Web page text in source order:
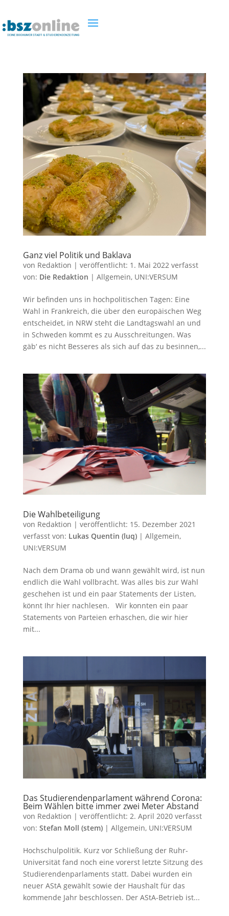
Ganz viel Politik und Baklava
von Redaktion | veröffentlicht: 1. Mai 2022 verfasst
von: Die Redaktion | Allgemein, UNI:VERSUM
Wir befinden uns in hochpolitischen Tagen: Eine
Wahl in Frankreich, die über den europäischen Weg
entscheidet, in NRW steht die Landtagswahl an und
in Schweden kommt es zu Ausschreitungen. Was
gäb‘ es nicht Besseres als sich auf das zu besinnen,...
Die Wahlbeteiligung
von Redaktion | veröffentlicht: 15. Dezember 2021
verfasst von: Lukas Quentin (luq)| Allgemein,
UNI:VERSUM
Nach dem Drama ob und wann gewählt wird, ist nun
endlich die Wahl vollbracht. Was alles bis zur Wahl
geschehen ist und ein paar Statements der Listen,
könnt Ihr hier nachlesen. Wir konnten ein paar
Statements von Parteien erhaschen, die wir hier
mit...
Das Studierendenparlament während Corona:
Beim Wählen bitte immer zwei Meter Abstand
von Redaktion | veröffentlicht: 2. April 2020verfasst
von: Stefan Moll (stem)| Allgemein, UNI:VERSUM
Hochschulpolitik. Kurz vor Schließung der Ruhr-
Universität fand noch eine vorerst letzte Sitzung des
Studierendenparlaments statt. Dabei wurden ein
neuer AStA gewählt sowie der Haushalt für das
kommende Jahr beschlossen. Der AStA-Betrieb ist...